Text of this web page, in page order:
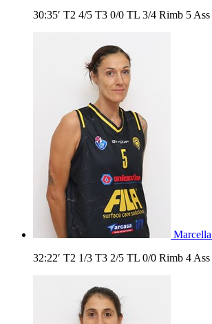
30:35′ T2 4/5 T3 0/0 TL 3/4 Rimb 5 Ass
32:22′ T2 1/3 T3 2/5 TL 0/0 Rimb 4 Ass